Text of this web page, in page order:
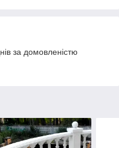
за домовленістю